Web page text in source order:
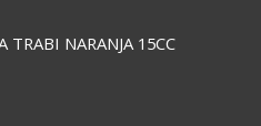
TRABI NARANJA 15CC